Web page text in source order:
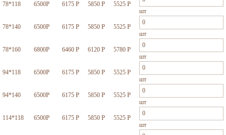
78*118 6500Р 6175 Р 5850 Р 5525 Р
шт
78*140 6500Р 6175 Р 5850 Р 5525 Р
шт
78*160 6800Р 6460 Р 6120 Р 5780 Р
шт
94*118 6500Р 6175 Р 5850 Р 5525 Р
шт
94*140 6500Р 6175 Р 5850 Р 5525 Р
шт
114*118 6500Р 6175 Р 5850 Р 5525 Р
шт